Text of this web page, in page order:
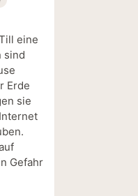
eine
sind
Erde
sie
Gefahr